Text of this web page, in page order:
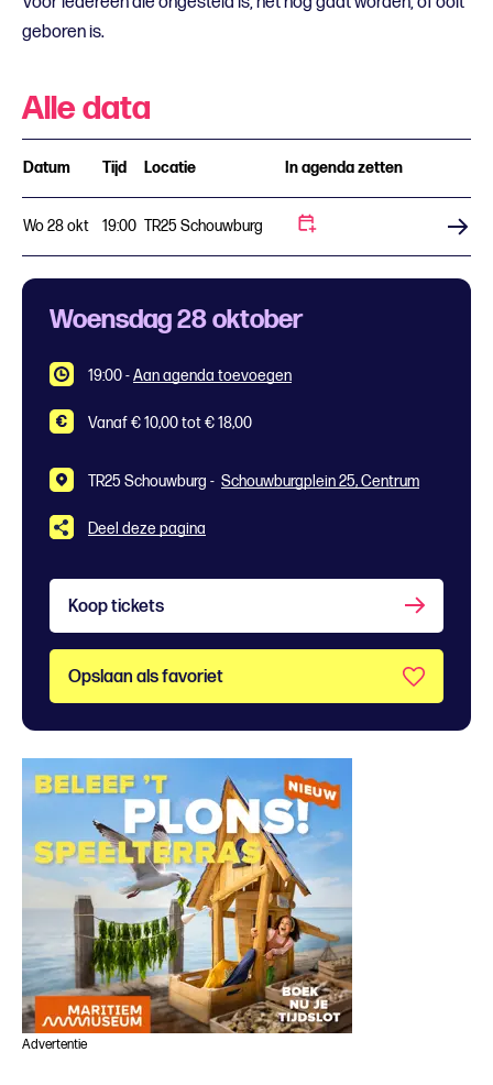
geboren is.
Alle data
Datum Tijd Locatie In agenda zetten
Wo 28 okt 19:00 TR25 Schouwburg
Woensdag 28 oktober
19:00-Aan agenda toevoegen
Vanaf € 10,00 tot € 18,00
TR25 Schouwburg - Schouwburgplein 25, Centrum
Deel deze pagina
Koop tickets
Opslaan als favoriet
Advertentie